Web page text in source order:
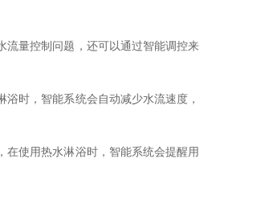
流量控制问题，还可以通过智能调控来
时，智能系统会自动减少水流速度，
在使用热水淋浴时，智能系统会提醒用